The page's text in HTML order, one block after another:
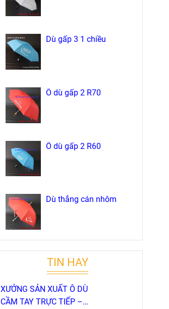
Dù gấp 3 1 chiều
Ô dù gấp 2 R70
Ô dù gấp 2 R60
Dù thẳng cán nhôm
TIN HAY
XƯỞNG SẢN XUẤT Ô DÙ
CẦM TAY TRỰC TIẾP –